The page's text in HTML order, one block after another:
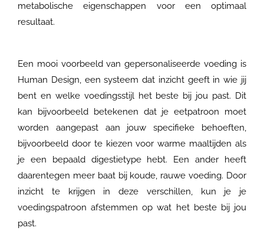
metabolische eigenschappen voor een optimaal
resultaat.
Een mooi voorbeeld van gepersonaliseerde voeding is
Human Design, een systeem dat inzicht geeft in wie jij
bent en welke voedingsstijl het beste bij jou past. Dit
kan bijvoorbeeld betekenen dat je eetpatroon moet
worden aangepast aan jouw specifieke behoeften,
bijvoorbeeld door te kiezen voor warme maaltijden als
je een bepaald digestietype hebt. Een ander heeft
daarentegen meer baat bij koude, rauwe voeding. Door
inzicht te krijgen in deze verschillen, kun je je
voedingspatroon afstemmen op wat het beste bij jou
past.